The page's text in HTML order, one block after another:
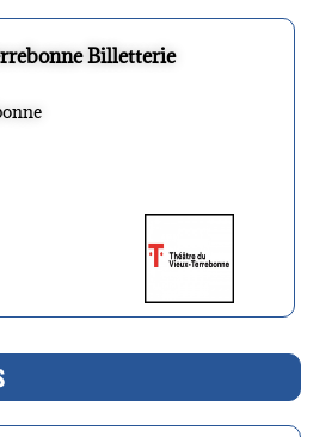
Billetterie